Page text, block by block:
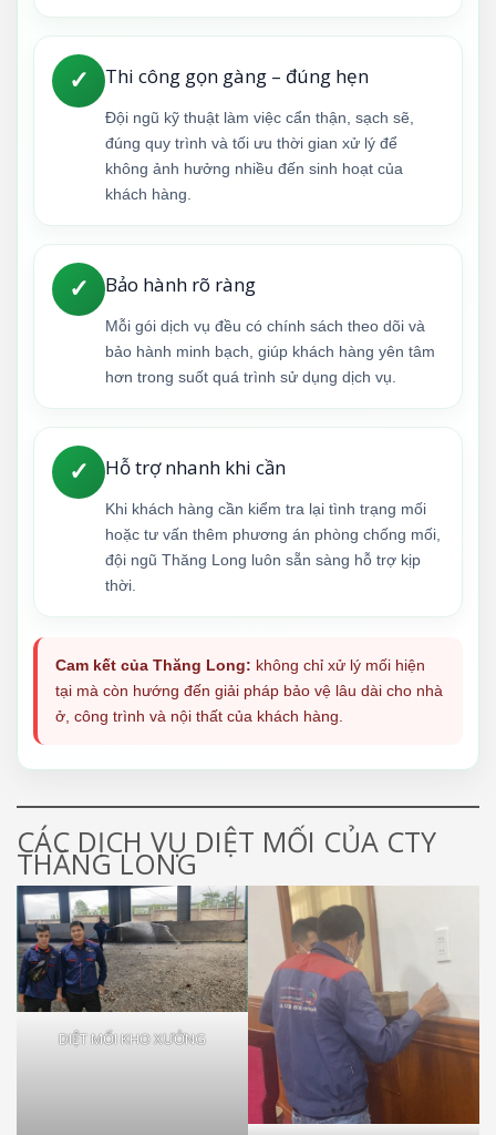
✓ Thi công gọn gàng – đúng hẹn
Đội ngũ kỹ thuật làm việc cẩn thận, sạch sẽ,
đúng quy trình và tối ưu thời gian xử lý để
không ảnh hưởng nhiều đến sinh hoạt của
khách hàng.
✓ Bảo hành rõ ràng
Mỗi gói dịch vụ đều có chính sách theo dõi và
bảo hành minh bạch, giúp khách hàng yên tâm
hơn trong suốt quá trình sử dụng dịch vụ.
✓ Hỗ trợ nhanh khi cần
Khi khách hàng cần kiểm tra lại tình trạng mối
hoặc tư vấn thêm phương án phòng chống mối,
đội ngũ Thăng Long luôn sẵn sàng hỗ trợ kịp
thời.
Cam kết của Thăng Long: không chỉ xử lý mối hiện
tại mà còn hướng đến giải pháp bảo vệ lâu dài cho nhà
ở, công trình và nội thất của khách hàng.
CÁC DỊCH VỤ DIỆT MỐI CỦA CTY
THĂNG LONG
DIỆT MỐI KHO XƯỞNG